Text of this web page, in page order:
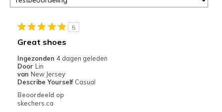
5
Great shoes
Ingezonden 4 dagen geleden
Door Lin
van New Jersey
Describe Yourself Casual
Beoordeeld op
skechers.ca